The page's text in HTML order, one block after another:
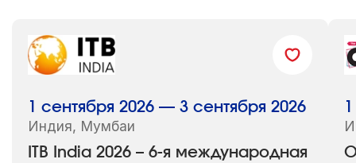
ITB India 2026 – 6-я международная
1 сентября 2026 — 3 сентября 2026
Индия, Мумбаи